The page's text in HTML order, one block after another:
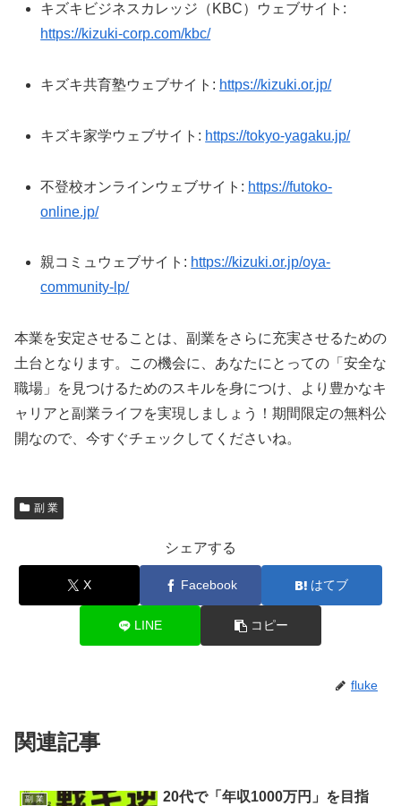
キズキビジネスカレッジ（KBC）ウェブサイト:
https://kizuki-corp.com/kbc/
キズキ共育塾ウェブサイト: https://kizuki.or.jp/
キズキ家学ウェブサイト: https://tokyo-yagaku.jp/
不登校オンラインウェブサイト: https://futoko-
online.jp/
親コミュウェブサイト: https://kizuki.or.jp/oya-
community-lp/
本業を安定させることは、副業をさらに充実させるための
土台となります。この機会に、あなたにとっての「安全な
職場」を見つけるためのスキルを身につけ、より豊かなキ
ャリアと副業ライフを実現しましょう！期間限定の無料公
開なので、今すぐチェックしてくださいね。
副 業
シェアする
X Facebook はてブ
LINE コピー
fluke
関連記事
副 業
20代で「年収1000万円」を目指